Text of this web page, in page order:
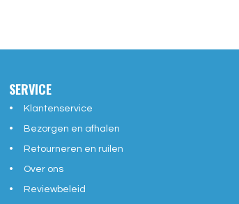
SERVICE
Klantenservice
Bezorgen en afhalen
Retourneren en ruilen
Over ons
Reviewbeleid